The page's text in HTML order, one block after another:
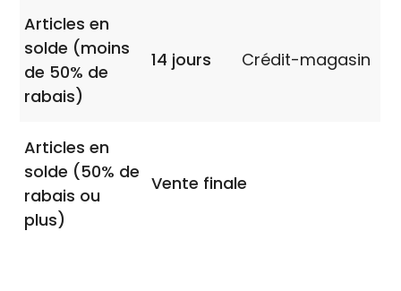
Articles en
solde (moins
de 50% de
rabais)
14 jours Crédit-magasin
Articles en
solde (50% de
rabais ou
plus)
Vente finale